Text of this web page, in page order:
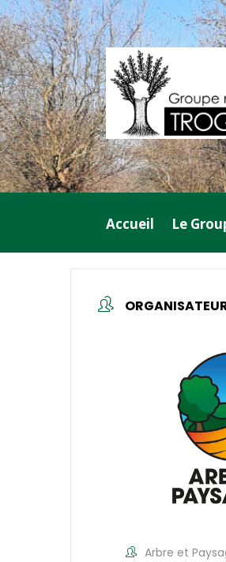
Accueil Le
Arbre et